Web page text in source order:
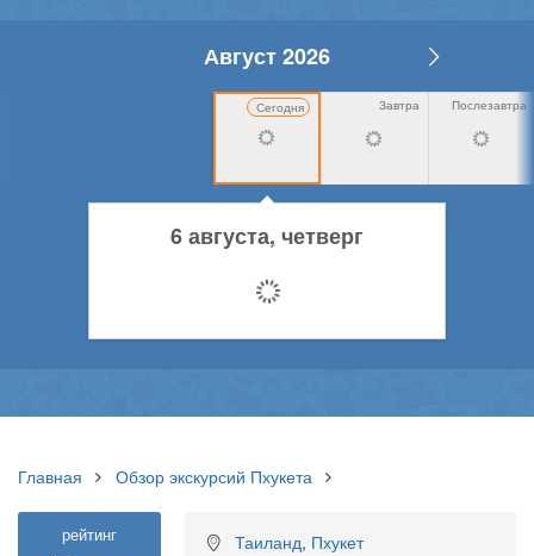
Август 2026
Сегодня Завтра Послезавтра
6 августа, четверг
Главная Обзор экскурсий Пхукета
рейтинг Таиланд, Пхукет